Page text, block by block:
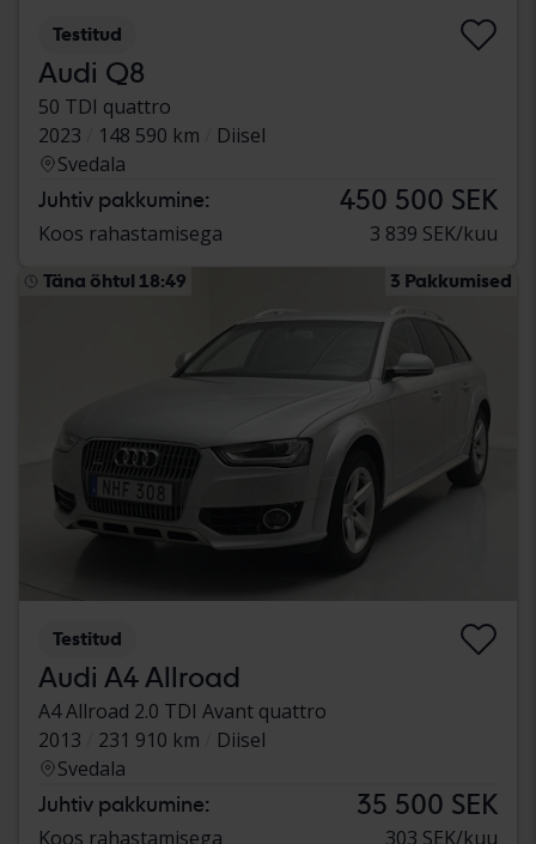
Testitud
Audi Q8
50 TDI quattro
2023
148 590 km
Diisel
Svedala
Juhtiv pakkumine: 450 500 SEK
Koos rahastamisega 3 839 SEK/kuu
Täna õhtul 18:49 3 Pakkumised
Testitud
Audi A4 Allroad
A4 Allroad 2.0 TDI Avant quattro
2013
231 910 km
Diisel
Svedala
Juhtiv pakkumine: 35 500 SEK
Koos rahastamisega 303 SEK/kuu